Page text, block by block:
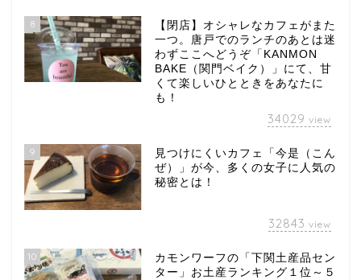
8
【閉店】オシャレなカフェがまた
一つ。唐戸でのランチのあとは迷
わずここへどうぞ「KANMON
BAKE（関門ベイク）」にて、甘
くて楽しいひとときをあなたに
も！
34029 view
9
見つけにくいカフェ「今是（こん
ぜ）」が今、多くの女子に人気の
秘密とは！
32843 view
10
カモンワーフの「下関土産品セン
ター」お土産ランキング１位～５